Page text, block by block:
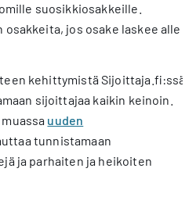
suosikkiosakkeille.
osakkeita, jos osake laskee alle
kehittymistä Sijoittaja.fi:ssä
sijoittajaa kaikin keinoin.
uuden
tunnistamaan
ja parhaiten ja heikoiten